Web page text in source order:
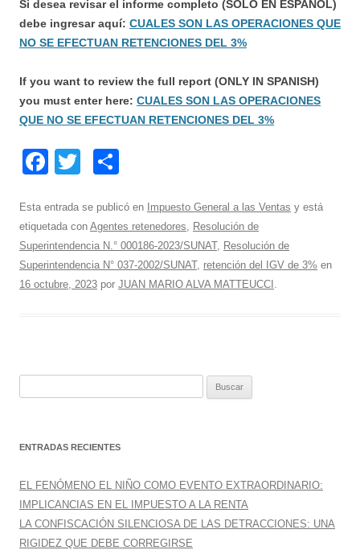
Si desea revisar el informe completo (SOLO EN ESPAÑOL)
debe ingresar aquí: CUALES SON LAS OPERACIONES QUE
NO SE EFECTUAN RETENCIONES DEL 3%
If you want to review the full report (ONLY IN SPANISH)
you must enter here: CUALES SON LAS OPERACIONES
QUE NO SE EFECTUAN RETENCIONES DEL 3%
F
c
e
b
o
tt
er
m
p
ar
tir
Esta entrada se publicó en Impuesto General a las Ventas y está
etiquetada con Agentes retenedores, Resolución de
Superintendencia N.° 000186-2023/SUNAT, Resolución de
Superintendencia N° 037-2002/SUNAT, retención del IGV de 3% en
16 octubre, 2023 por JUAN MARIO ALVA MATTEUCCI .
c
r
:
ENTRADAS RECIENTES
EL FENÓMENO EL NIÑO COMO EVENTO EXTRAORDINARIO:
IMPLICANCIAS EN EL IMPUESTO A LA RENTA
LA CONFISCACIÓN SILENCIOSA DE LAS DETRACCIONES: UNA
RIGIDEZ QUE DEBE CORREGIRSE